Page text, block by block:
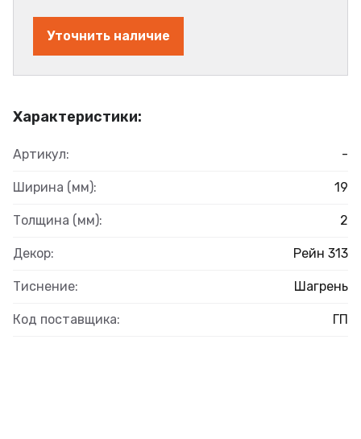
Характеристики:
Артикул: -
Ширина (мм): 19
Толщина (мм): 2
Декор: Рейн 313
Тиснение: Шагрень
Код поставщика: ГП
Уточнить наличие